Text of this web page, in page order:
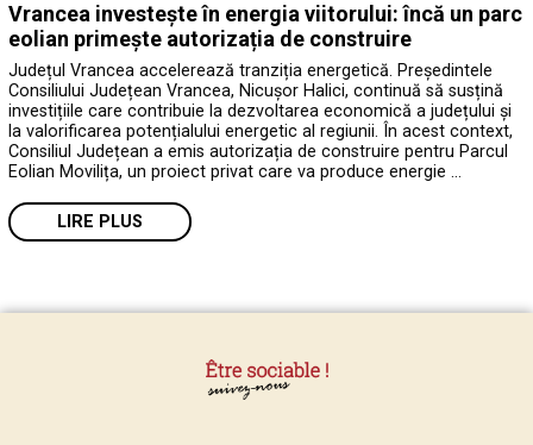
Vrancea investește în energia viitorului: încă un parc
eolian primește autorizația de construire
Județul Vrancea accelerează tranziția energetică. Președintele
Consiliului Județean Vrancea, Nicușor Halici, continuă să susțină
investițiile care contribuie la dezvoltarea economică a județului și
la valorificarea potențialului energetic al regiunii. În acest context,
Consiliul Județean a emis autorizația de construire pentru Parcul
Eolian Movilița, un proiect privat care va produce energie …
LIRE PLUS